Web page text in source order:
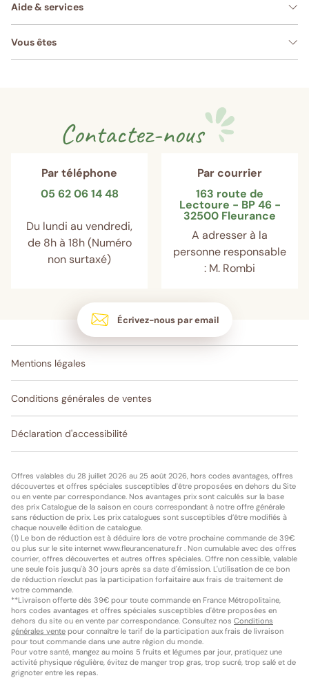
Aide & services
Vous êtes
Contactez-nous
Par téléphone
05 62 06 14 48
Du lundi au vendredi,
de 8h à 18h (Numéro
non surtaxé)
Par courrier
163 route de
Lectoure - BP 46 -
32500 Fleurance
A adresser à la
personne responsable
: M. Rombi
Écrivez-nous par email
Mentions légales
Conditions générales de ventes
Déclaration d'accessibilité
Offres valables du 28 juillet 2026 au 25 août 2026, hors codes avantages, offres
découvertes et offres spéciales susceptibles d'être proposées en dehors du Site
ou en vente par correspondance. Nos avantages prix sont calculés sur la base
des prix Catalogue de la saison en cours correspondant à notre offre générale
sans réduction de prix. Les prix catalogues sont susceptibles d’être modifiés à
chaque nouvelle édition de catalogue.
(1) Le bon de réduction est à déduire lors de votre prochaine commande de 39€
ou plus sur le site internet www.fleurancenature.fr . Non cumulable avec des offres
courrier, offres découvertes et autres offres spéciales. Offre non cessible, valable
une seule fois jusqu'à 30 jours après sa date d'émission. L'utilisation de ce bon
de réduction n'exclut pas la participation forfaitaire aux frais de traitement de
votre commande.
**Livraison offerte dès 39€ pour toute commande en France Métropolitaine,
hors codes avantages et offres spéciales susceptibles d'être proposées en
dehors du site ou en vente par correspondance. Consultez nos Conditions
générales vente pour connaître le tarif de la participation aux frais de livraison
pour tout commande dans une autre région du monde.
Pour votre santé, mangez au moins 5 fruits et légumes par jour, pratiquez une
activité physique régulière, évitez de manger trop gras, trop sucré, trop salé et de
grignoter entre les repas.